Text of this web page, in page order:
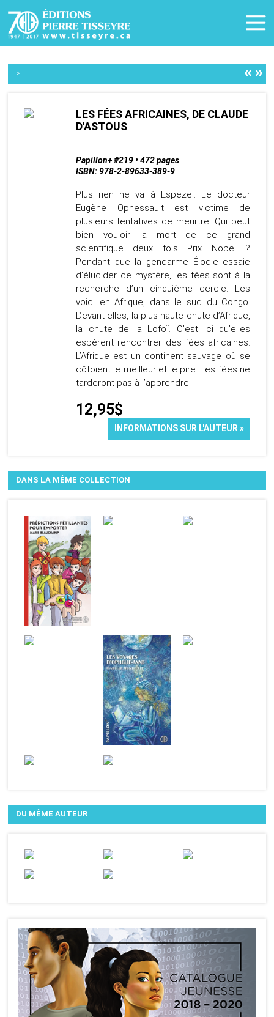
> «»
LES FÉES AFRICAINES, DE CLAUDE
D'ASTOUS
Papillon+ #219 • 472 pages
ISBN: 978-2-89633-389-9
Plus rien ne va à Espezel. Le docteur
Eugène Ophessault est victime de
plusieurs tentatives de meurtre. Qui peut
bien vouloir la mort de ce grand
scientifique deux fois Prix Nobel ?
Pendant que la gendarme Élodie essaie
d’élucider ce mystère, les fées sont à la
recherche d’un cinquième cercle. Les
voici en Afrique, dans le sud du Congo.
Devant elles, la plus haute chute d’Afrique,
la chute de la Lofoï. C’est ici qu’elles
espèrent rencontrer des fées africaines.
L’Afrique est un continent sauvage où se
côtoient le meilleur et le pire. Les fées ne
tarderont pas à l’apprendre.
12,95$
INFORMATIONS SUR L'AUTEUR »
DANS LA MÊME COLLECTION
DU MÊME AUTEUR